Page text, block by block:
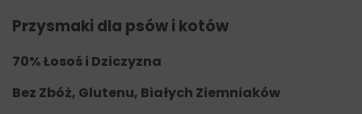
Przysmaki dla psów i kotów
70% Łosoś i Dziczyzna
Bez Zbóż, Glutenu, Białych Ziemniaków